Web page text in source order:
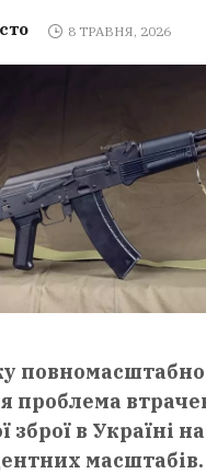
8 ТРАВНЯ, 2026
проблема
зброї в Україні